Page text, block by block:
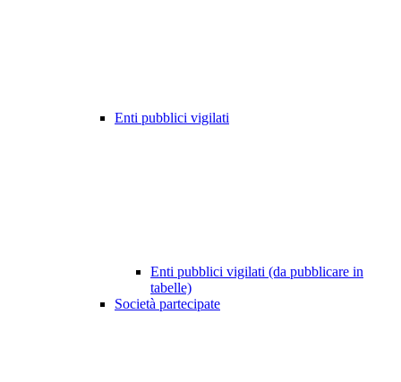
Enti pubblici vigilati
Enti pubblici vigilati (da pubblicare in
tabelle)
Società partecipate